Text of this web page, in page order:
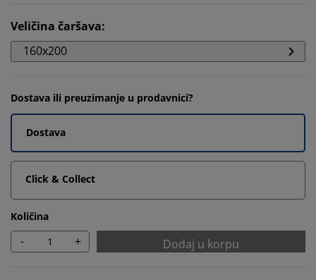
Veličina čaršava:
160x200
Dostava ili preuzimanje u prodavnici?
Dostava
Click & Collect
Količina
- + Dodaj u korpu